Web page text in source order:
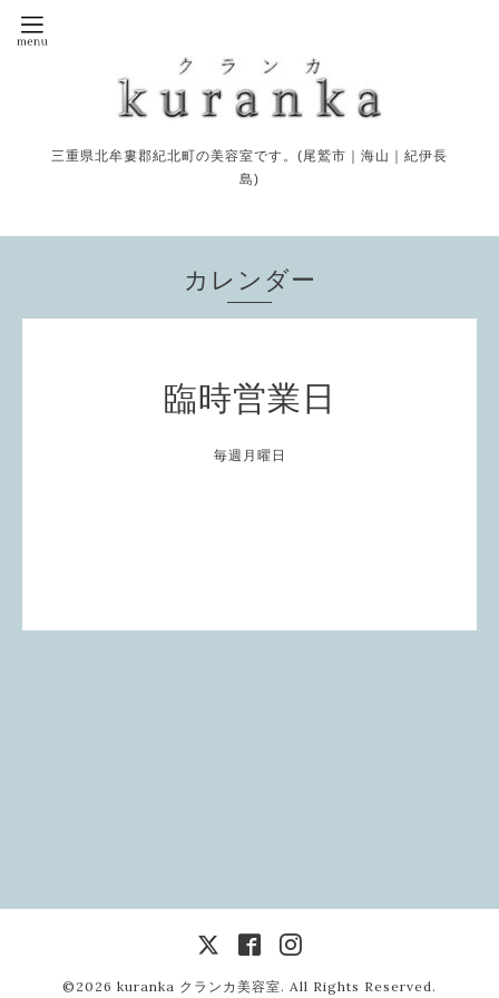
三重県北牟婁郡紀北町の美容室です。(尾鷲市｜海山｜紀伊長
島)
カレンダー
臨時営業日
毎週月曜日
©2026 kuranka クランカ美容室. All Rights Reserved.